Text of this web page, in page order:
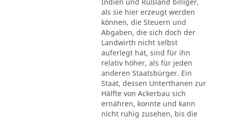
als sie hier erzeugt werden
können, die Steuern und
Abgaben, die sich doch der
Landwirth nicht selbst
auferlegt hat, sind für ihn
relativ höher, als für jeden
anderen Staatsbürger. Ein
Staat, dessen Unterthanen zur
Hälfte von Ackerbau sich
ernähren, konnte und kann
nicht ruhig zusehen, bis die